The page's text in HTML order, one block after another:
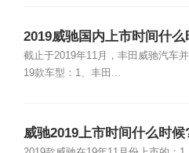
2019威驰国内上市时间什么
截止于2019年11月，丰田威驰汽车
19款车型：1、丰田...
威驰2019上市时间什么时候